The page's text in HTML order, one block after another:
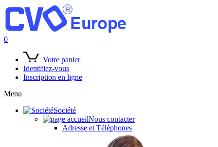
0
Votre panier
Identifiez-vous
Inscription en ligne
Menu
Société
Nous contacter
Adresse et Téléphones